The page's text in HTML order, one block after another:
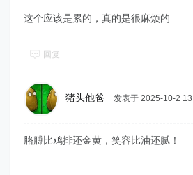
这个应该是累的，真的是很麻烦的
回复
猪头他爸 发表于 2025-10-2
胳膊比鸡排还金黄，笑容比油还腻！